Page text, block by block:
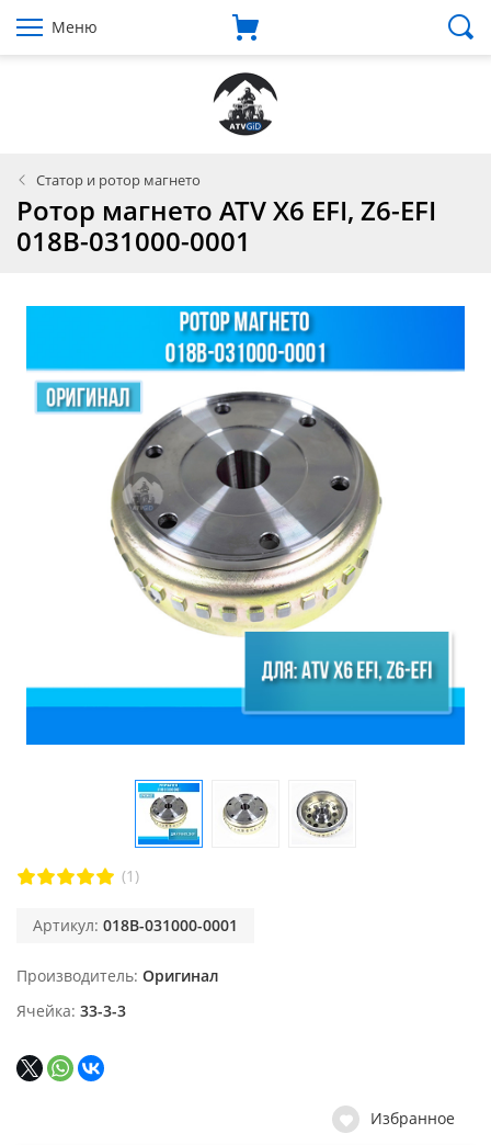
Меню
Статор и ротор магнето
Ротор магнето ATV X6 EFI, Z6-EFI
018B-031000-0001
(1)
Артикул: 018B-031000-0001
Производитель Оригинал
Ячейка 33-3-3
Избранное